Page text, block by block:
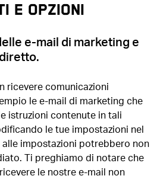
E OPZIONI
e-mail di marketing e
ricevere comunicazioni
le e-mail di marketing che
istruzioni contenute in tali
le tue impostazioni nel
impostazioni potrebbero non
Ti preghiamo di notare che
le nostre e-mail non